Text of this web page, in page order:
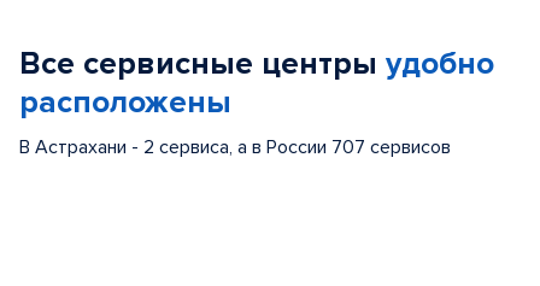
Все сервисные центры удобно
расположены
В Астрахани - 2 сервиса, а в России 707 сервисов